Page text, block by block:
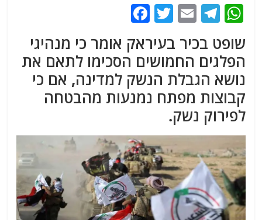
W
at
s
A
p
p
T
e
g
ra
m
E
ai
l
T
itt
er
c
e
b
o
k
שופט בכיר בעיראק אומר כי מנהיגי
הפלגים החמושים הסכימו לתאם את
נושא הגבלת הנשק למדינה, אם כי
קבוצות מפתח נמנעות מהבטחה
לפירוק נשק.